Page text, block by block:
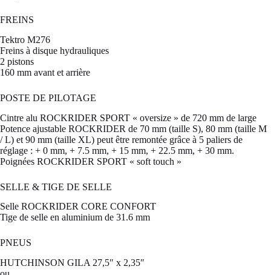
FREINS
Tektro M276
Freins à disque hydrauliques
2 pistons
160 mm avant et arrière
POSTE DE PILOTAGE
Cintre alu ROCKRIDER SPORT « oversize » de 720 mm de large
Potence ajustable ROCKRIDER de 70 mm (taille S), 80 mm (taille M
/ L) et 90 mm (taille XL) peut être remontée grâce à 5 paliers de
réglage : + 0 mm, + 7.5 mm, + 15 mm, + 22.5 mm, + 30 mm.
Poignées ROCKRIDER SPORT « soft touch »
SELLE & TIGE DE SELLE
Selle ROCKRIDER CORE CONFORT
Tige de selle en aluminium de 31.6 mm
PNEUS
HUTCHINSON GILA 27,5″ x 2,35″